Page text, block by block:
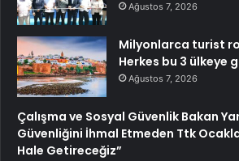
Ağustos 7, 2026
Milyonlarca turist
Herkes bu 3 ülkeye
Ağustos 7, 2026
Çalışma ve Sosyal Güvenlik Bakan
Güvenliğini İhmal Etmeden Ttk
Hale Getireceğiz”